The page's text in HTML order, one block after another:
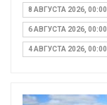
8 АВГУСТА 2026, 00:00
6 АВГУСТА 2026, 00:00
4 АВГУСТА 2026, 00:00